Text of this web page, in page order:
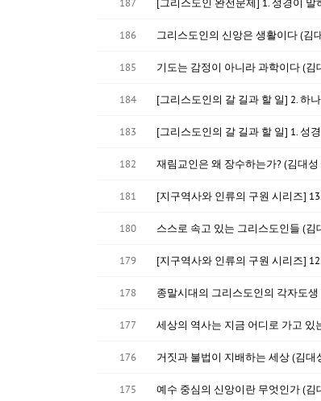
187 [그리스도인 완전문제] 1. 성경이
186 그리스도인의 신앙은 생활이다 (김
185 기도는 감정이 아니라 과학이다 (김
184 [그리스도인의 갈 길과 할 일] 2. 하
183 [그리스도인의 갈 길과 할 일] 1. 성
182 재림교인은 왜 장수하는가? (김대성
181 [지구역사와 인류의 구원 시리즈]
180 스스로 속고 있는 그리스도인들 (김
179 [지구역사와 인류의 구원 시리즈]
178 종말시대의 그리스도인의 각자도생
177 세상의 역사는 지금 어디로 가고 있
176 거짓과 불법이 지배하는 세상 (김대
175 예수 중심의 신앙이란 무엇인가 (김